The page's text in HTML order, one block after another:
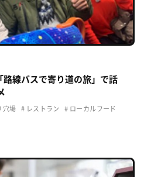
路線バスで寄り道の旅」で話
穴場 レストラン ローカルフード